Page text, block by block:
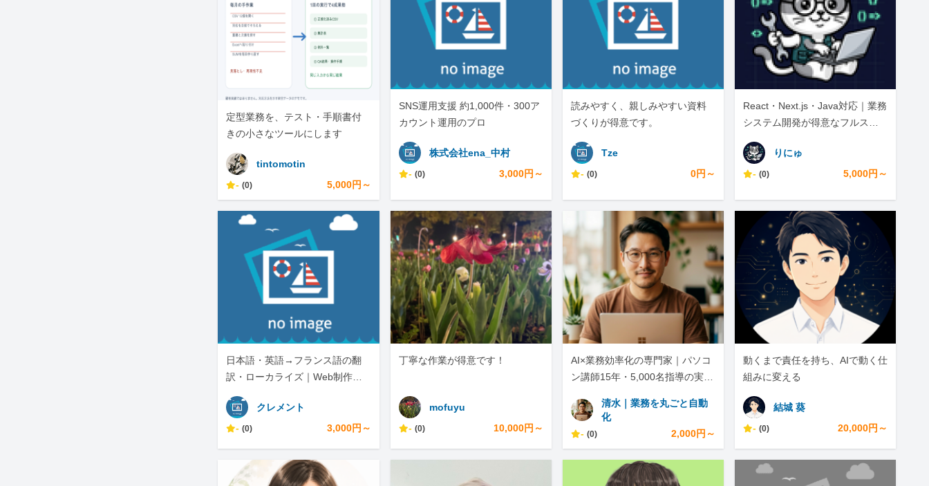
定型業務を、テスト・手順書付
きの小さなツールにします
tintomotin
- (0) 5,000円～
SNS運用支援 約1,000件・300ア
カウント運用のプロ
株式会社ena_中村
- (0) 3,000円～
読みやすく、親しみやすい資料
づくりが得意です。
Tze
- (0) 0円～
React・Next.js・Java対応｜業務
システム開発が得意なフルスタ
りにゅ
- (0) 5,000円～
日本語・英語→フランス語の翻
訳・ローカライズ｜Web制作・A
クレメント
- (0) 3,000円～
丁寧な作業が得意です！
mofuyu
- (0) 10,000円～
AI×業務効率化の専門家｜パソコ
ン講師15年・5,000名指導の実績
清水｜業務を丸ごと自動
化
- (0) 2,000円～
動くまで責任を持ち、AIで動く仕
組みに変える
結城 葵
- (0) 20,000円～